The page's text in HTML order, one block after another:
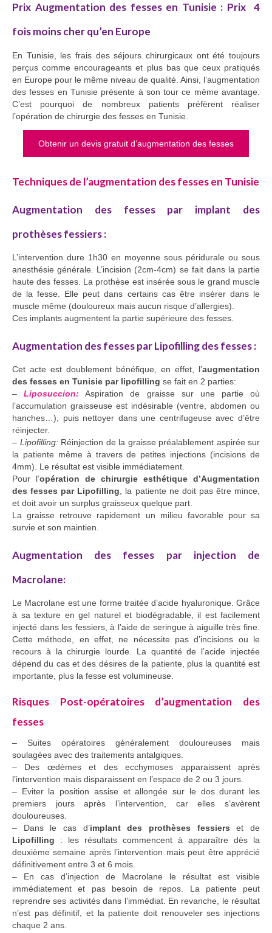
Prix Augmentation des fesses en Tunisie : Prix 4
fois moins cher qu’en Europe
En Tunisie, les frais des séjours chirurgicaux ont été toujours
perçus comme encourageants et plus bas que ceux pratiqués
en Europe pour le même niveau de qualité. Ainsi, l’augmentation
des fesses en Tunisie présente à son tour ce même avantage.
C’est pourquoi de nombreux patients préfèrent réaliser
l’opération de chirurgie des fesses en Tunisie.
Obtenir un devis gratuit d’augmentation des fesses
Techniques de l’augmentation des fesses en Tunisie
Augmentation des fesses par implant des
prothèses fessiers :
L’intervention dure 1h30 en moyenne sous péridurale ou sous
anesthésie générale. L’incision (2cm-4cm) se fait dans la partie
haute des fesses. La prothèse est insérée sous le grand muscle
de la fesse. Elle peut dans certains cas être insérer dans le
muscle même (douloureux mais aucun risque d’allergies).
Ces implants augmentent la partie supérieure des fesses.
Augmentation des fesses par Lipofilling des fesses :
Cet acte est doublement bénéfique, en effet, l’augmentation
des fesses en Tunisie par lipofilling se fait en 2 parties:
–Liposuccion: Aspiration de graisse sur une partie où
l’accumulation graisseuse est indésirable (ventre, abdomen ou
hanches…), puis nettoyer dans une centrifugeuse avec d’être
réinjecter.
– Lipofilling:Réinjection de la graisse préalablement aspirée sur
la patiente même à travers de petites injections (incisions de
4mm). Le résultat est visible immédiatement.
Pour l’opération de chirurgie esthétique d’Augmentation
des fesses par Lipofilling , la patiente ne doit pas être mince,
et doit avoir un surplus graisseux quelque part.
La graisse retrouve rapidement un milieu favorable pour sa
survie et son maintien.
Augmentation des fesses par injection de
Macrolane:
Le Macrolane est une forme traitée d’acide hyaluronique. Grâce
à sa texture en gel naturel et biodégradable, il est facilement
injecté dans les fessiers, à l’aide de seringue à aiguille très fine.
Cette méthode, en effet, ne nécessite pas d’incisions ou le
recours à la chirurgie lourde. La quantité de l’acide injectée
dépend du cas et des désires de la patiente, plus la quantité est
importante, plus la fesse est volumineuse.
Risques Post-opératoires d’augmentation des
fesses
– Suites opératoires généralement douloureuses mais
soulagées avec des traitements antalgiques.
– Des œdèmes et des ecchymoses apparaissent après
l’intervention mais disparaissent en l’espace de 2 ou 3 jours.
– Eviter la position assise et allongée sur le dos durant les
premiers jours après l’intervention, car elles s’avèrent
douloureuses.
– Dans le cas d’implant des prothèses fessiers et de
Lipofilling : les résultats commencent à apparaître dès la
deuxième semaine après l’intervention mais peut être apprécié
définitivement entre 3 et 6 mois.
– En cas d’injection de Macrolane le résultat est visible
immédiatement et pas besoin de repos. La patiente peut
reprendre ses activités dans l’immédiat. En revanche, le résultat
n’est pas définitif, et la patiente doit renouveler ses injections
chaque 2 ans.